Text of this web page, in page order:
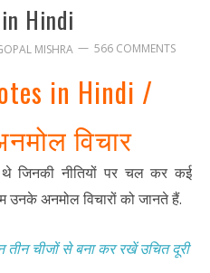
Hindi
MISHRA 566 COMMENTS
in Hindi /
विचार
थे जिनकी नीतियों पर चल कर कई
अनमोल विचारों को जानते हैं.
तीन चीजों से बना कर रखें उचित दूरी